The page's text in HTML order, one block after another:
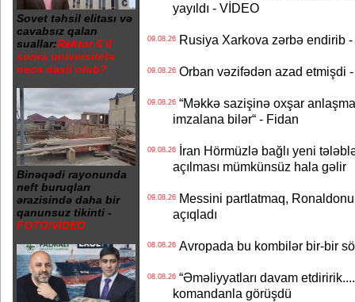
Sovet təhsil elitası və
cavabsız qalan
suallar:Rektor 6 il
sonra universitetə
necə daxil olub?
Binəqədi rayonunda
neft buruqları
ərazisində daha bir
qanunsuz tikinti -
FOTO/VİDEO
yayıldı - VİDEO
09.08.26Rusiya Xarkova zərbə endirib
09.08.26Orban vəzifədən azad etmişdi
09.08.26“Məkkə sazişinə oxşar
imzalana bilər“ - Fidan
09.08.26İran Hörmüzlə bağlı yeni
açılması mümkünsüz hala gəlir
09.08.26Messini partlatmaq, Ronaldonu
açıqladı
08.08.26Avropada bu kombilər bir-bir
08.08.26“Əməliyyatları davam
komandanla görüşdü